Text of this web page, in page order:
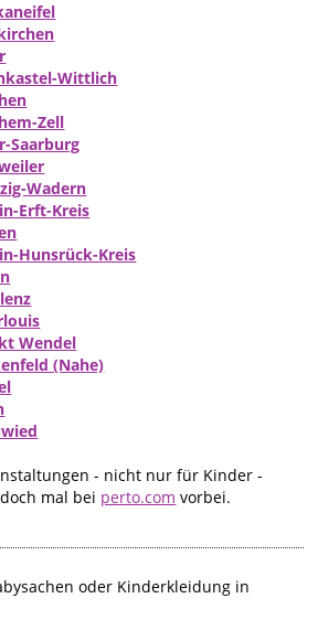
Wittlich
Zell
Saarburg
Wadern
Erft-Kreis
Hunsrück-Kreis
Wendel
(Nahe)
- nicht nur für Kinder -
mal bei perto.com vorbei.
oder Kinderkleidung in